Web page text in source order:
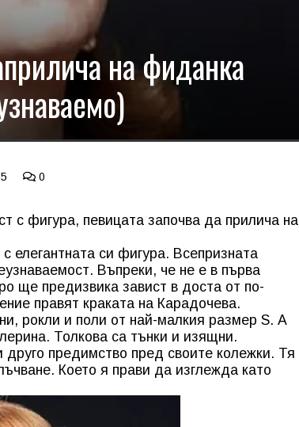
на фиданка
0
с фигура, певицата започва да прилича на
елегантната си фигура. Всепризната
Въпреки, че не е в първа
ще предизвика завист в доста от по-
правят краката на Карадочева.
рокли и поли от най-малкия размер S. А
Толкова са тънки и изящни.
предимство пред своите колежки. Тя
Което я прави да изглежда като